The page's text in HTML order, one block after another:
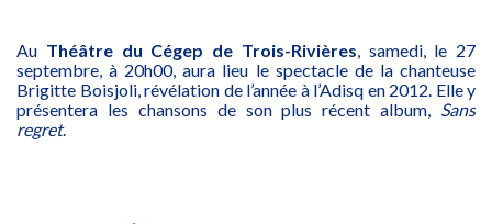
Au Théâtre du Cégep de Trois-Rivières , samedi, le 27
septembre, à 20h00, aura lieu le spectacle de la chanteuse
Brigitte Boisjoli, révélation de l’année à l’Adisq en 2012. Elle y
présentera les chansons de son plus récent album, Sans
regret.